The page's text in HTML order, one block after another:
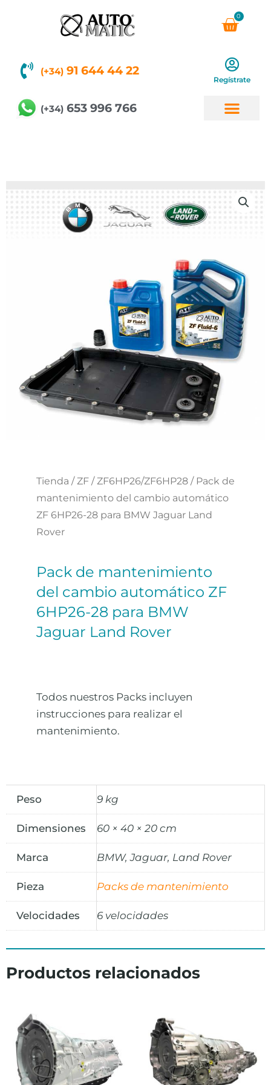
0
(+34) 91 644 44 22
Regístrate
(+34) 653 996 766
Tienda / ZF / ZF6HP26/ZF6HP28 / Pack de
mantenimiento del cambio automático
ZF 6HP26-28 para BMW Jaguar Land
Rover
Pack de mantenimiento
del cambio automático ZF
6HP26-28 para BMW
Jaguar Land Rover
Todos nuestros Packs incluyen
instrucciones para realizar el
mantenimiento.
Peso 9 kg
Dimensiones 60 × 40 × 20 cm
Marca BMW, Jaguar, Land Rover
Pieza Packs de mantenimiento
Velocidades 6 velocidades
Productos relacionados